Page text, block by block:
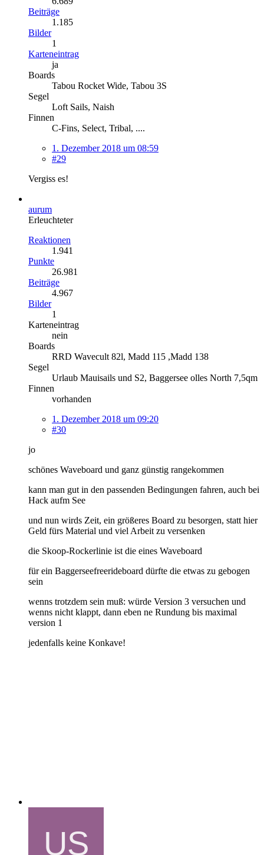
Beiträge
1.185
Bilder
1
Karteneintrag
ja
Boards
Tabou Rocket Wide, Tabou 3S
Segel
Loft Sails, Naish
Finnen
C-Fins, Select, Tribal, ....
1. Dezember 2018 um 08:59
#29
Vergiss es!
aurum
Erleuchteter
Reaktionen
1.941
Punkte
26.981
Beiträge
4.967
Bilder
1
Karteneintrag
nein
Boards
RRD Wavecult 82l, Madd 115 ,Madd 138
Segel
Urlaub Mauisails und S2, Baggersee olles North 7,5qm
Finnen
vorhanden
1. Dezember 2018 um 09:20
#30
jo
schönes Waveboard und ganz günstig rangekommen
kann man gut in den passenden Bedingungen fahren, auch bei
Hack aufm See
und nun wirds Zeit, ein größeres Board zu besorgen, statt hier
Geld fürs Material und viel Arbeit zu versenken
die Skoop-Rockerlinie ist die eines Waveboard
für ein Baggerseefreerideboard dürfte die etwas zu gebogen
sein
wenns trotzdem sein muß: würde Version 3 versuchen und
wenns nicht klappt, dann eben ne Rundung bis maximal
version 1
jedenfalls keine Konkave!